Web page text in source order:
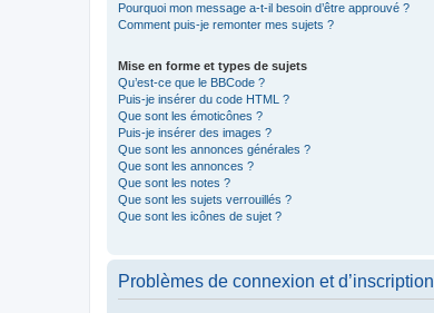
Pourquoi mon message a-t-il besoin d’être approuvé ?
Comment puis-je remonter mes sujets ?
Mise en forme et types de sujets
Qu’est-ce que le BBCode ?
Puis-je insérer du code HTML ?
Que sont les émoticônes ?
Puis-je insérer des images ?
Que sont les annonces générales ?
Que sont les annonces ?
Que sont les notes ?
Que sont les sujets verrouillés ?
Que sont les icônes de sujet ?
Problèmes de connexion et d’inscription